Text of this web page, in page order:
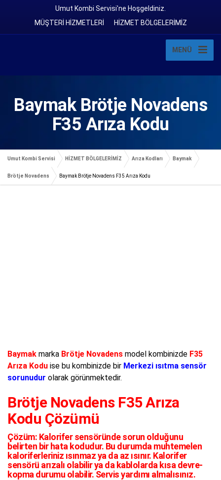
Umut Kombi Servisi'ne Hoşgeldiniz.
MÜŞTERİ HİZMETLERİ
HİZMET BÖLGELERİMİZ
MENÜ
Baymak Brötje Novadens
F35 Arıza Kodu
Umut Kombi Servisi HİZMET BÖLGELERİMİZ Arıza Kodları Baymak
Brötje Novadens Baymak Brötje Novadens F35 Arıza Kodu
Baymak marka Brötje Novadens model kombinizde F35
Arıza Kodu ise bu kombinizde bir Merkezi ısıtma sensör
sorunudur olarak görünmektedir.
Brötje Novadens F35 Arıza
Kodu Çözümü
Çözüm: Kalorifer sensöründe sorun olduğunu
belirten bir hata kodudur. Bu durumda muhtemelen
kaloriferleriniz ısınmaz ya da az ısınır. Kalorifer
sensörü arızalı olabilir ya da kablolarda kısa devre-
kopma durumu olabilir. Servis yardımı almalısınız.